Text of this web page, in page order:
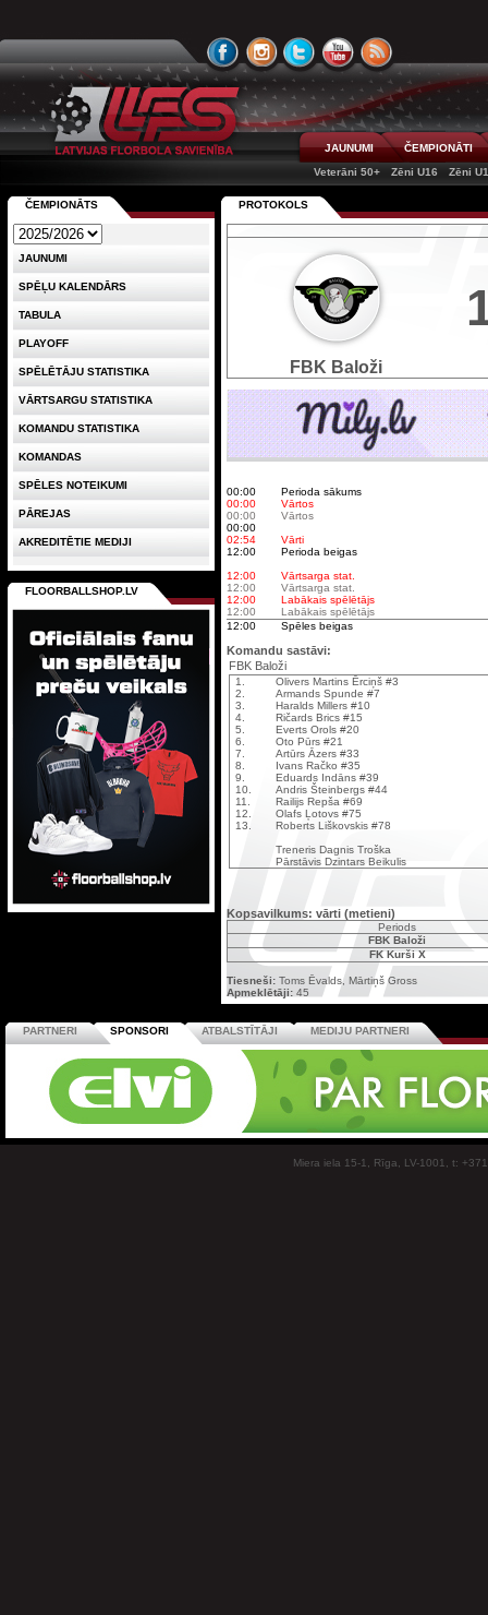
JAUNUMI
ČEMPIONĀTI
Veterāni 50+
Zēni U16 Zēni
PROTOKOLS
FBK Baloži
00:00
Perioda sākums
00:00
Vārtos
00:00
Vārtos
00:00
02:54
Vārti
12:00
Perioda beigas
12:00
Vārtsarga stat.
12:00
Vārtsarga stat.
12:00
Labākais spēlētājs
12:00
Labākais spēlētājs
12:00
Spēles beigas
Komandu sastāvi:
FBK Baloži
1.
Olivers Martins Ērciņš #3
2.
Armands Spunde #7
3.
Haralds Millers #10
4.
Ričards Brics #15
5.
Everts Orols #20
6.
Oto Pūrs #21
7.
Artūrs Āzers #33
8.
Ivans Račko #35
9.
Eduards Indāns #39
10.
Andris Šteinbergs #44
11.
Railijs Repša #69
12.
Olafs Ļotovs #75
13.
Roberts Liškovskis #78
Treneris Dagnis Troška
Pārstāvis Dzintars Beikulis
Kopsavilkums: vārti (metieni)
Periods
FBK Baloži
FK Kurši X
Tiesneši: Toms Ēvalds, Mārtiņš Gross
Apmeklētāji: 45
ČEMPIONĀTS
JAUNUMI
SPĒĻU KALENDĀRS
TABULA
PLAYOFF
SPĒLĒTĀJU STATISTIKA
VĀRTSARGU STATISTIKA
KOMANDU STATISTIKA
KOMANDAS
SPĒLES NOTEIKUMI
PĀREJAS
AKREDITĒTIE MEDIJI
FLOORBALLSHOP.LV
PARTNERI SPONSORI ATBALSTĪTĀJI MEDIJU PARTNERI
Miera iela 15-1, Rīga, LV-1001, t: